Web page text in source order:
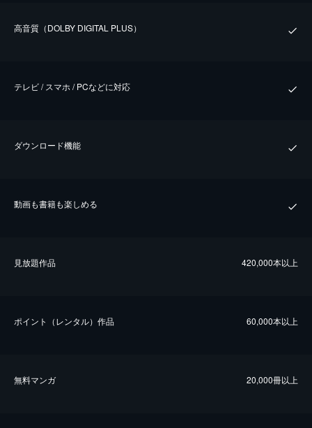
⾼⾳質（DOLBY DIGITAL PLUS）
テレビ / スマホ / PCなどに対応
ダウンロード機能
動画も書籍も楽しめる
⾒放題作品 420,000本以上
ポイント（レンタル）作品 60,000本以上
無料マンガ 20,000冊以上